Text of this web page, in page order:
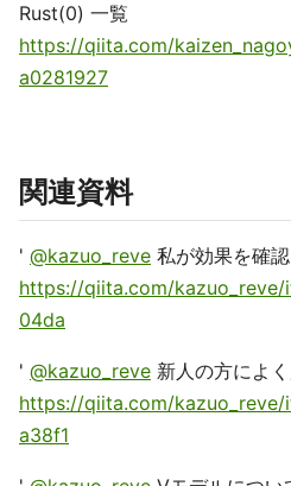
Rust(0) 一覧
https://qiita.com/
a0281927
関連資料
' @kazuo_reve 私が効果を確
https://qiita.com/kazuo_reve/
04da
' @kazuo_reve 新人の方によ
https://qiita.com/
a38f1